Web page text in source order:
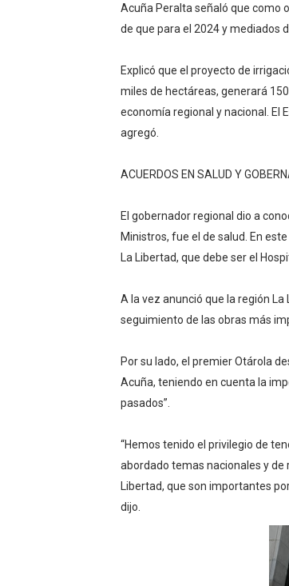
Acuña Peralta señaló que como
de que para el 2024 y mediados
Explicó que el proyecto de
miles de hectáreas, generará
economía regional y nacional. El
agregó.
ACUERDOS EN SALUD Y
El gobernador regional dio a
Ministros, fue el de salud. En
La Libertad, que debe ser el
A la vez anunció que la región
seguimiento de las obras más
Por su lado, el premier Otárola
Acuña, teniendo en cuenta la
pasados”.
“Hemos tenido el privilegio de
abordado temas nacionales y de
Libertad, que son importantes
dijo.